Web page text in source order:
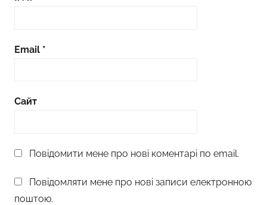
Email *
Сайт
Повідомити мене про нові коментарі по email.
Повідомляти мене про нові записи електронною
поштою.